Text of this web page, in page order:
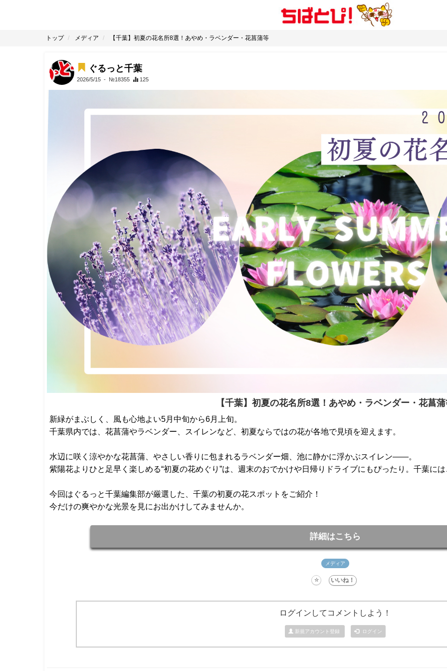
トップ メディア 【千葉】初夏の花名所8選！あやめ・ラベンダー・花菖蒲等
ぐるっと千葉
2026/5/15 - №18355 125
【千葉】初夏の花名所8選！あやめ・ラベンダー・花菖
新緑がまぶしく、風も心地よい5月中旬から6月上旬。
千葉県内では、花菖蒲やラベンダー、スイレンなど、初夏ならではの花が各地で見頃を迎えます。
水辺に咲く涼やかな花菖蒲、やさしい香りに包まれるラベンダー畑、池に静かに浮かぶスイレン――。
紫陽花よりひと足早く楽しめる“初夏の花めぐり”は、週末のおでかけや日帰りドライブにもぴったり。千葉に
今回はぐるっと千葉編集部が厳選した、千葉の初夏の花スポットをご紹介！
今だけの爽やかな光景を見にお出かけしてみませんか。
詳細はこちら
メディア
ログインしてコメントしよう！
新規アカウント登録 ログイン